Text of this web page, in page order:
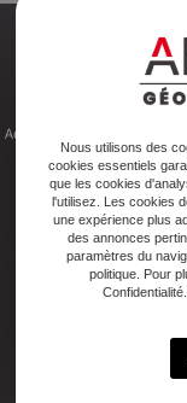
Accueil
2ter
05 56
Nous utilisons des
cookies essentiels
que les cookies
l'utilisez. Les cookies
une expérience plus
des annonces
paramètres du
politique. Pour